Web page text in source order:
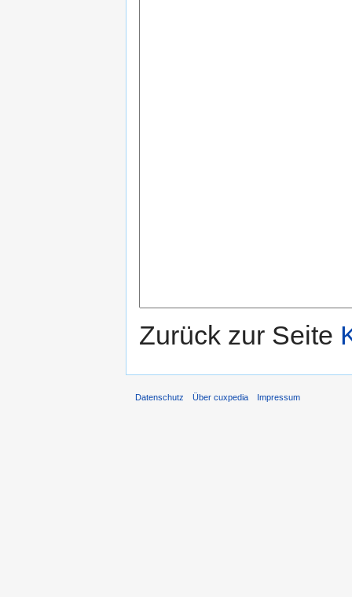
Zurück zur Seite
Datenschutz Über cuxpedia Impressum